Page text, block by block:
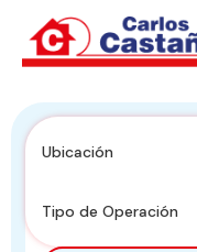
Ubicación
Tipo de Operación